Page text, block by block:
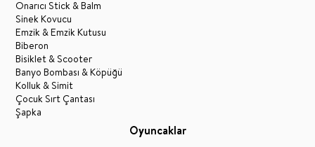
Onarıcı Stick & Balm
Sinek Kovucu
Emzik & Emzik Kutusu
Biberon
Bisiklet & Scooter
Banyo Bombası & Köpüğü
Kolluk & Simit
Çocuk Sırt Çantası
Şapka
Oyuncaklar